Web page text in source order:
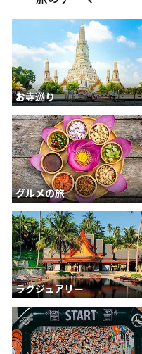
お寺巡り
グルメの旅
ラグジュアリー